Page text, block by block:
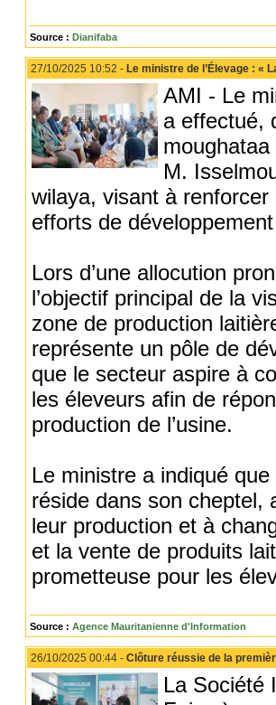
Source : Dianifaba
27/10/2025 10:52 - Le ministre de l’Élevage : «
AMI - Le
a effectué,
M.
wilaya, visant à
efforts de
Lors d’une allocution
l’objectif principal de la
zone de production
représente un pôle de
que le secteur aspire à
les éleveurs afin de
production de l’usine.
Le ministre a indiqué
réside dans son cheptel,
leur production et à
et la vente de produits
prometteuse pour les
Source : Agence Mauritanienne d'Information
26/10/2025 00:44 - Clôture réussie de la
La Société